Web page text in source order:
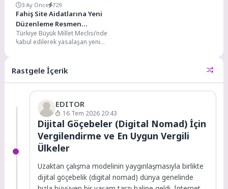
3 Ay Önce 729
Fahiş Site Aidatlarına Yeni
Düzenleme Resmen
Yasalaştı: Keyfi Zam Dönemi
Sona Eriyor
Türkiye Büyük Millet Meclisi’nde
kabul edilerek yasalaşan yeni
Rastgele İçerik
EDITOR
16 Tem 2026 20:43
Dijital Göçebeler (Digital Nomad) İçin
Vergilendirme ve En Uygun Vergili
Ülkeler
Uzaktan çalışma modelinin yaygınlaşmasıyla birlikte
dijital göçebelik (digital nomad) dünya genelinde